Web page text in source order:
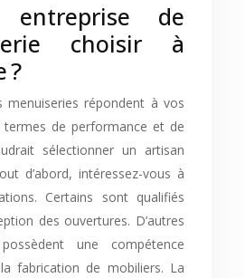
entreprise de
choisir à
?
menuiseries répondent à vos
termes de performance et de
sélectionner un artisan
d’abord, intéressez-vous à
Certains sont qualifiés
des ouvertures. D’autres
une compétence
fabrication de mobiliers. La